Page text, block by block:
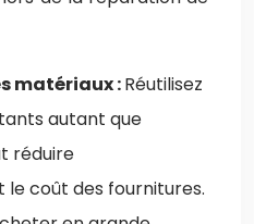
matériaux :Réutilisez
autant que
réduire
coût des fournitures.